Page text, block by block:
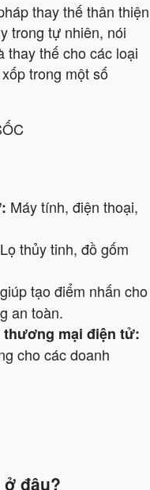
thay thế thân thiện
trong tự nhiên, nói
thay thế cho các loại
trong một số
Máy tính, điện thoại,
Lọ thủy tinh, đồ gốm
tạo điểm nhấn cho
an toàn.
mại điện tử:
cho các doanh
đâu?